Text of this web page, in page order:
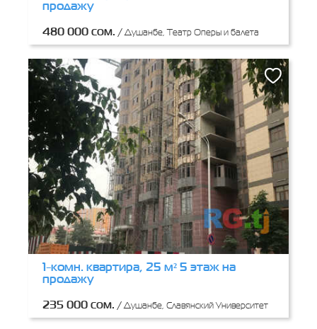
продажу
480 000 сом. / Душанбе, Театр Оперы и балета
1-комн. квартира, 25 м² 5 этаж на
продажу
235 000 сом. / Душанбе, Славянский Университет